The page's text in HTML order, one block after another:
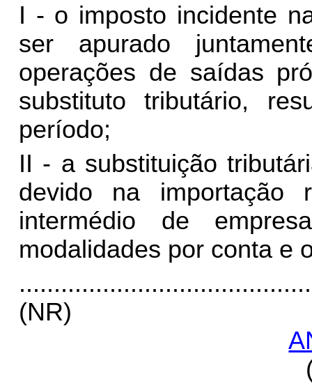
I - o imposto incidente
ser apurado
operações de saídas
substituto tributário,
período;
II - a substituição
devido na importação
intermédio de
modalidades por conta e
(NR)